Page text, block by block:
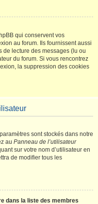
qui conservent vos
au forum. Ils fournissent aussi
lecture des messages (lu ou
du forum. Si vous rencontrez
la suppression des cookies
sont stockés dans notre
au Panneau de l’utilisateur
sur votre nom d’utilisateur en
de modifier tous les
dans la liste des membres